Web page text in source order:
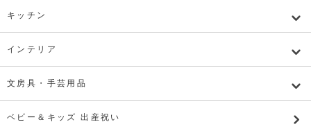
キッチン
インテリア
文房具・手芸用品
ベビー＆キッズ 出産祝い